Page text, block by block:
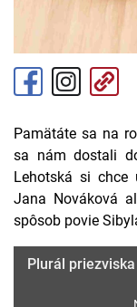
Pamätáte sa na
sa nám dostali
Lehotská si
Jana Nováková
spôsob povie
Plurál